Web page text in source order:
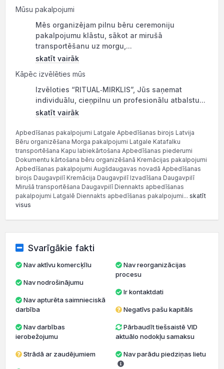
Mūsu pakalpojumi
Mēs organizējam pilnu bēru ceremoniju
pakalpojumu klāstu, sākot ar mirušā
transportēšanu uz morgu,...
skatīt vairāk
Kāpēc izvēlēties mūs
Izvēloties “RITUAL‑MIRKLIS”, Jūs saņemat
individuālu, cieņpilnu un profesionālu atbalstu...
skatīt vairāk
Apbedīšanas pakalpojumi Latgale Apbedīšanas birojs Latvija
Bēru organizēšana Morga pakalpojumi Latgale Katafalku
transportēšana Kapu labiekārtošana Apbedīšanas piederumi
Dokumentu kārtošana bēru organizēšanā Kremācijas pakalpojumi
Apbedīšanas pakalpojumi Augšdaugavas novadā Apbedīšanas
birojs Daugavpilī Kremācija Daugavpilī Izvadīšana Daugavpilī
Mirušā transportēšana Daugavpilī Diennakts apbedīšanas
pakalpojumi Latgalē Diennakts apbedīšanas pakalpojumi... skatīt
visus
Svarīgākie fakti
Nav aktīvu komercķīlu
Nav nodrošinājumu
darbība
ierobežojumu
Strādā ar zaudējumiem
Nav reorganizācijas
procesu
Ir kontaktdati
Negatīvs pašu kapitāls
Pārbaudīt tiešsaistē VID
aktuālo nodokļu samaksu
Nav parādu piedziņas lietu